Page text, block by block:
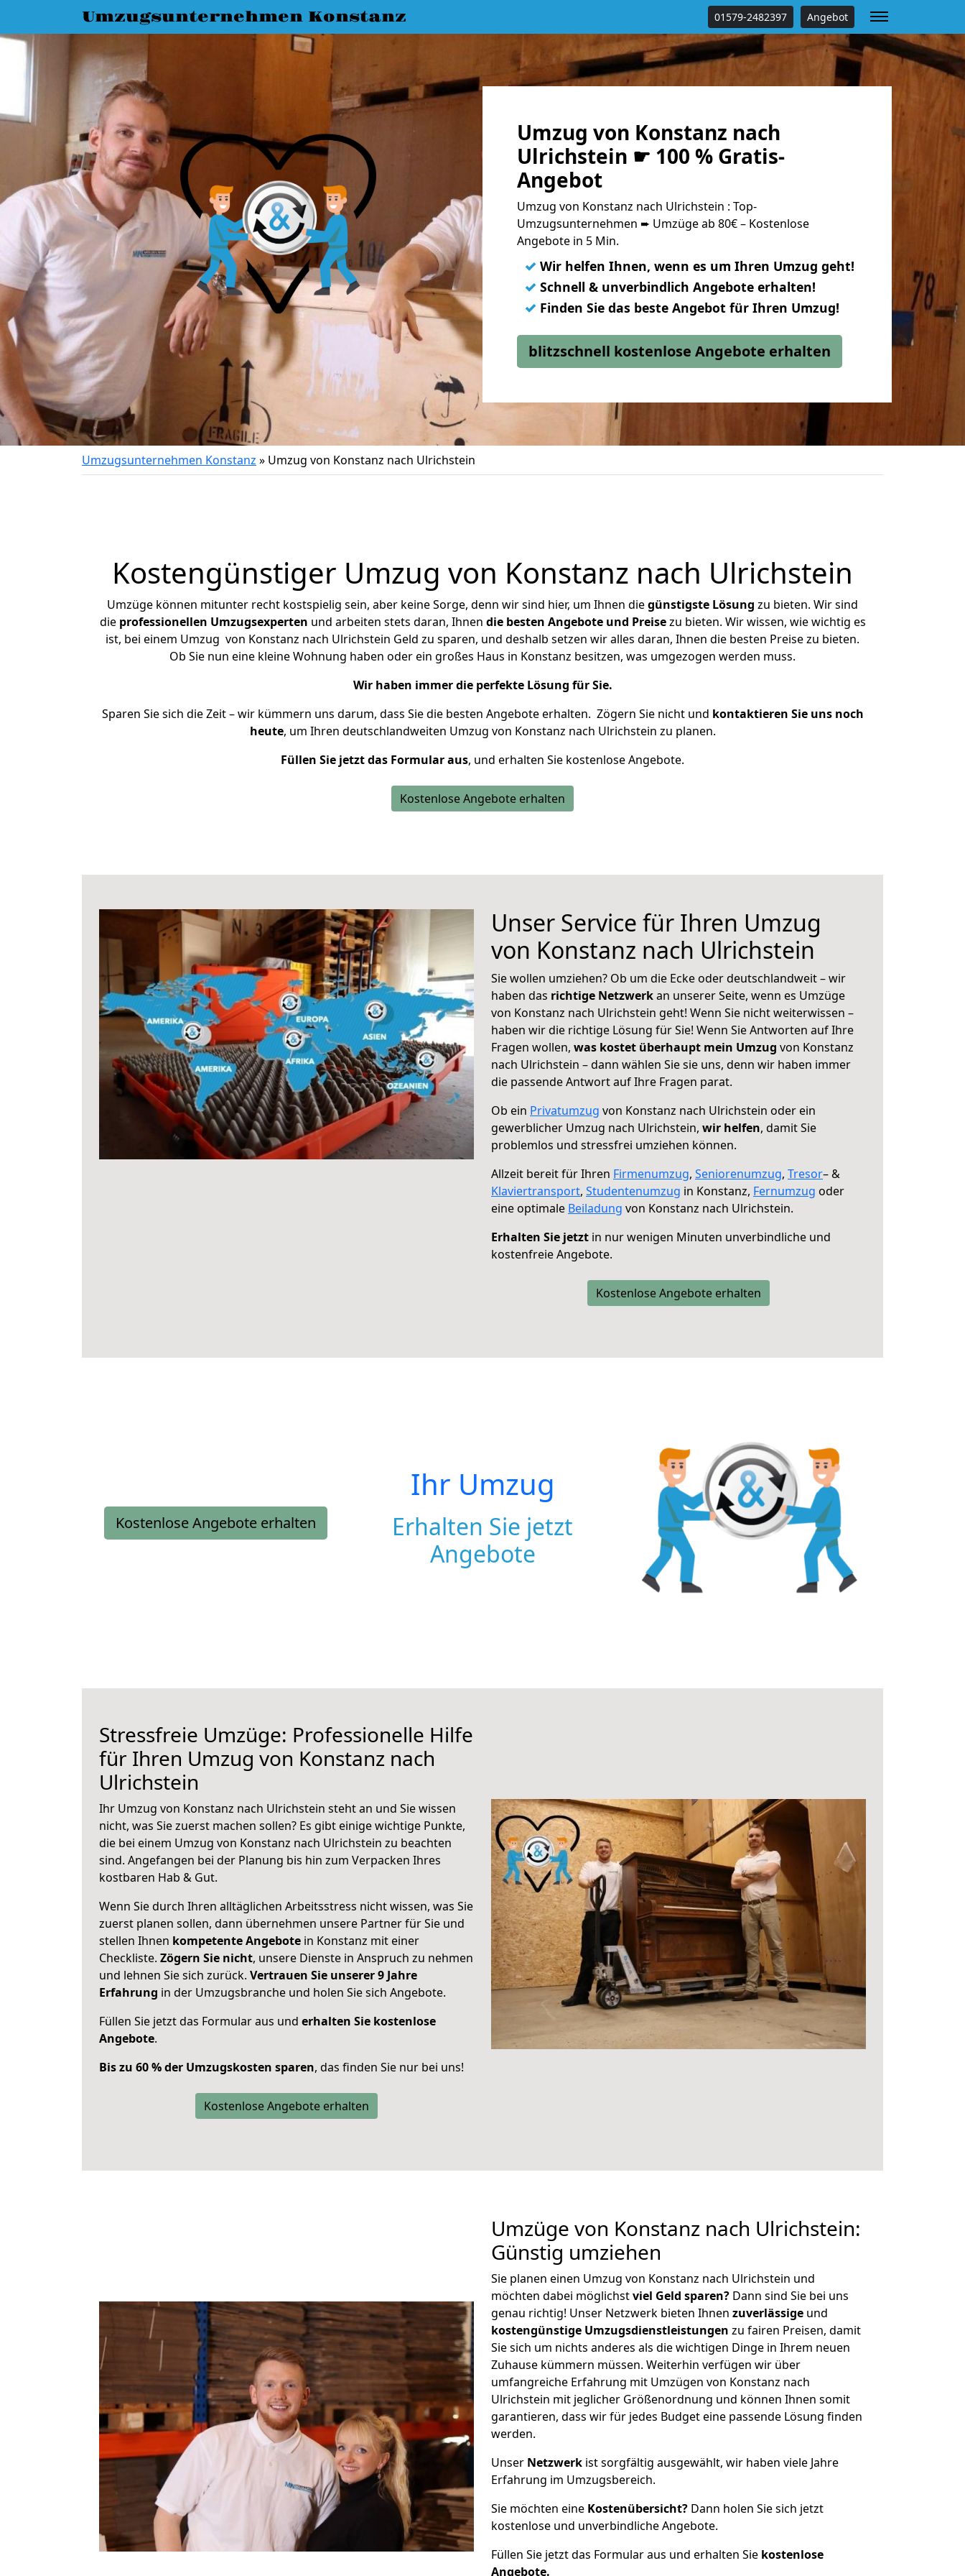
Umzugsunternehmen Konstanz 01579-2482397 Angebot
Umzug von Konstanz nach
Ulrichstein ☛ 100 % Gratis-
Angebot
Umzug von Konstanz nach Ulrichstein : Top-
Umzugsunternehmen ➨ Umzüge ab 80€ – Kostenlose
Angebote in 5 Min.
✓ Wir helfen Ihnen, wenn es um Ihren Umzug geht!
✓ Schnell & unverbindlich Angebote erhalten!
✓ Finden Sie das beste Angebot für Ihren Umzug!
blitzschnell kostenlose Angebote erhalten
Umzugsunternehmen Konstanz » Umzug von Konstanz nach Ulrichstein
Kostengünstiger Umzug von Konstanz nach Ulrichstein
Umzüge können mitunter recht kostspielig sein, aber keine Sorge, denn wir sind hier, um Ihnen diegünstigste Lösung zu bieten. Wir sind
die professionellen Umzugsexperten und arbeiten stets daran, Ihnen die besten Angebote und Preisezu bieten. Wir wissen, wie wichtig es
ist, bei einem Umzug von Konstanz nach Ulrichstein Geld zu sparen, und deshalb setzen wir alles daran, Ihnen die besten Preise zu bieten.
Ob Sie nun eine kleine Wohnung haben oder ein großes Haus in Konstanz besitzen, was umgezogen werden muss.
Wir haben immer die perfekte Lösung für Sie.
Sparen Sie sich die Zeit – wir kümmern uns darum, dass Sie die besten Angebote erhalten. Zögern Sie nicht und kontaktieren Sie uns noch
heute, um Ihren deutschlandweiten Umzug von Konstanz nach Ulrichstein zu planen.
Füllen Sie jetzt das Formular aus, und erhalten Sie kostenlose Angebote.
Kostenlose Angebote erhalten
Unser Service für Ihren Umzug
von Konstanz nach Ulrichstein
Sie wollen umziehen? Ob um die Ecke oder deutschlandweit – wir
haben das richtige Netzwerkan unserer Seite, wenn es Umzüge
von Konstanz nach Ulrichstein geht! Wenn Sie nicht weiterwissen –
haben wir die richtige Lösung für Sie! Wenn Sie Antworten auf Ihre
Fragen wollen, was kostet überhaupt mein Umzug von Konstanz
nach Ulrichstein – dann wählen Sie sie uns, denn wir haben immer
die passende Antwort auf Ihre Fragen parat.
Ob ein Privatumzug von Konstanz nach Ulrichstein oder ein
gewerblicher Umzug nach Ulrichstein, wir helfen, damit Sie
problemlos und stressfrei umziehen können.
Allzeit bereit für Ihren Firmenumzug, Seniorenumzug, Tresor– &
Klaviertransport, Studentenumzug in Konstanz, Fernumzug oder
eine optimale Beiladung von Konstanz nach Ulrichstein.
Erhalten Sie jetzt in nur wenigen Minuten unverbindliche und
kostenfreie Angebote.
Kostenlose Angebote erhalten
Kostenlose Angebote erhalten
Ihr Umzug
Erhalten Sie jetzt
Angebote
Stressfreie Umzüge: Professionelle Hilfe
für Ihren Umzug von Konstanz nach
Ulrichstein
Ihr Umzug von Konstanz nach Ulrichstein steht an und Sie wissen
nicht, was Sie zuerst machen sollen? Es gibt einige wichtige Punkte,
die bei einem Umzug von Konstanz nach Ulrichstein zu beachten
sind. Angefangen bei der Planung bis hin zum Verpacken Ihres
kostbaren Hab & Gut.
Wenn Sie durch Ihren alltäglichen Arbeitsstress nicht wissen, was Sie
zuerst planen sollen, dann übernehmen unsere Partner für Sie und
stellen Ihnen kompetente Angebote in Konstanz mit einer
Checkliste. Zögern Sie nicht, unsere Dienste in Anspruch zu nehmen
und lehnen Sie sich zurück. Vertrauen Sie unserer 9 Jahre
Erfahrung in der Umzugsbranche und holen Sie sich Angebote.
Füllen Sie jetzt das Formular aus und erhalten Sie kostenlose
Angebote.
Bis zu 60 % der Umzugskosten sparen, das finden Sie nur bei uns!
Kostenlose Angebote erhalten
Umzüge von Konstanz nach Ulrichstein:
Günstig umziehen
Sie planen einen Umzug von Konstanz nach Ulrichstein und
möchten dabei möglichstviel Geld sparen? Dann sind Sie bei uns
genau richtig! Unser Netzwerk bieten Ihnen zuverlässige und
kostengünstige Umzugsdienstleistungen zu fairen Preisen, damit
Sie sich um nichts anderes als die wichtigen Dinge in Ihrem neuen
Zuhause kümmern müssen. Weiterhin verfügen wir über
umfangreiche Erfahrung mit Umzügen von Konstanz nach
Ulrichstein mit jeglicher Größenordnung und können Ihnen somit
garantieren, dass wir für jedes Budget eine passende Lösung finden
werden.
Unser Netzwerk ist sorgfältig ausgewählt, wir haben viele Jahre
Erfahrung im Umzugsbereich.
Sie möchten eine Kostenübersicht? Dann holen Sie sich jetzt
kostenlose und unverbindliche Angebote.
Füllen Sie jetzt das Formular aus und erhalten Sie kostenlose
Angebote.